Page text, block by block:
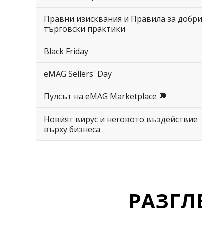
Правни изисквания и Правила за добри
търговски практики
Black Friday
eMAG Sellers' Day
Пулсът на eMAG Marketplace 💬
Новият вирус и неговото въздействие
върху бизнеса